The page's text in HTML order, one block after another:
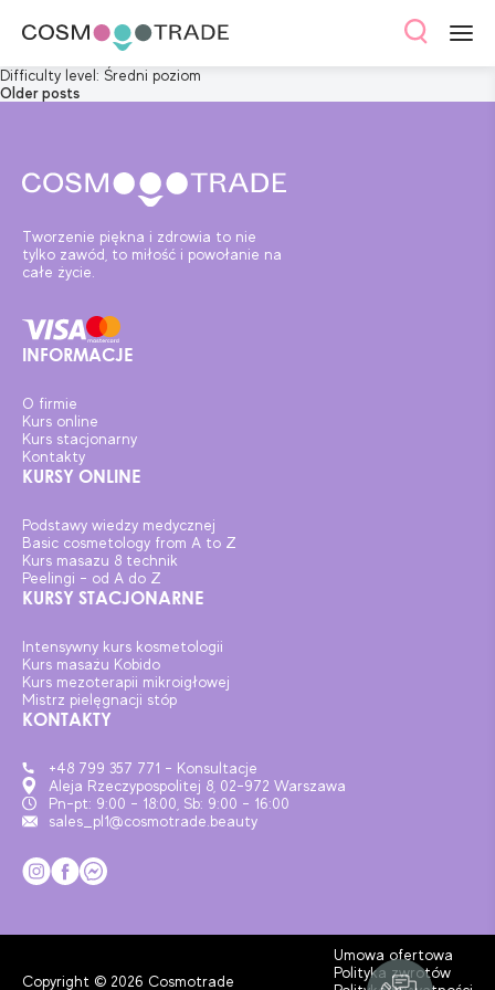
Difficulty level: Średni poziom
Posts
Older posts
Tworzenie piękna i zdrowia to nie
tylko zawód, to miłość i powołanie na
całe życie.
INFORMACJE
O firmie
Kurs online
Kurs stacjonarny
Kontakty
KURSY ONLINE
Podstawy wiedzy medycznej
Basic cosmetology from A to Z
Kurs masazu 8 technik
Peelingi – od A do Z
KURSY STACJONARNE
Intensywny kurs kosmetologii
Kurs masażu Kobido
Kurs mezoterapii mikroigłowej
Mistrz pielęgnacji stóp
KONTAKTY
+48 799 357 771 - Konsultacje
Aleja Rzeczypospolitej 8, 02-972 Warszawa
Pn-pt: 9:00 - 18:00, Sb: 9:00 - 16:00
sales_pl1@cosmotrade.beauty
Copyright © 2026 Cosmotrade
Umowa ofertowa
Polityka zwrotów